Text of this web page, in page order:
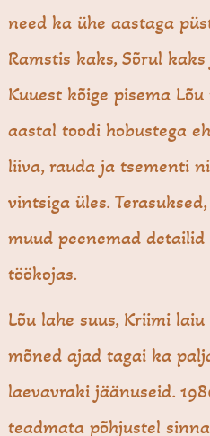
need ka ühe aastaga
Ramstis kaks, Sõrul
Kuuest kõige pisema
aastal toodi hobustega
liiva, rauda ja tsementi
vintsiga üles.
muud peenemad
töökojas.
Lõu lahe suus, Kriimi
mõned ajad tagai ka
laevavraki jäänuseid.
teadmata põhjustel